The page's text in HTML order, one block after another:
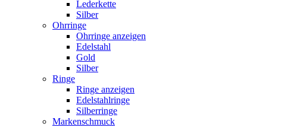
Lederkette
Silber
Ohrringe
Ohrringe anzeigen
Edelstahl
Gold
Silber
Ringe
Ringe anzeigen
Edelstahlringe
Silberringe
Markenschmuck